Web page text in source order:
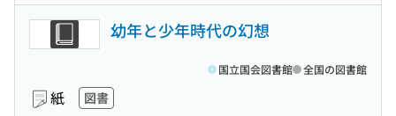
幼年と少年時代の幻想
紙 図書
国立国会図書館 全国の図書館